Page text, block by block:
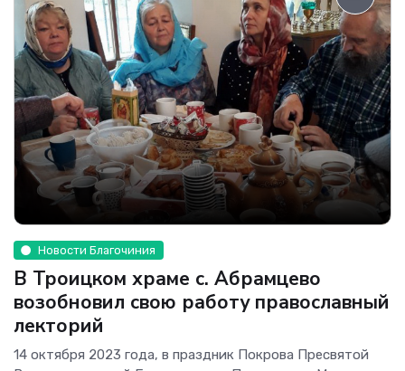
Новости Благочиния
В Троицком храме с. Абрамцево
возобновил свою работу православный
лекторий
14 октября 2023 года, в праздник Покрова Пресвятой